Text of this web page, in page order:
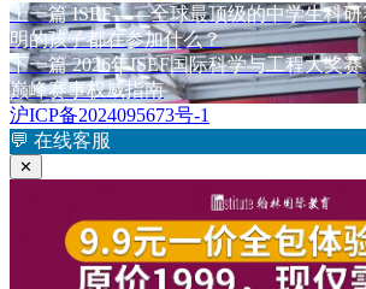
布
于
者
文
章
导
航
上一篇上
篇
文
章：
ISEF——全球最顶级的中学生科研
明的孩子都在参加什么？
下一篇下
篇
文
章：
2026年ISEF国际科学与工程大奖
巅峰赛事权威指南
沪ICP备2024095673号-1
💬 在线客服
✕